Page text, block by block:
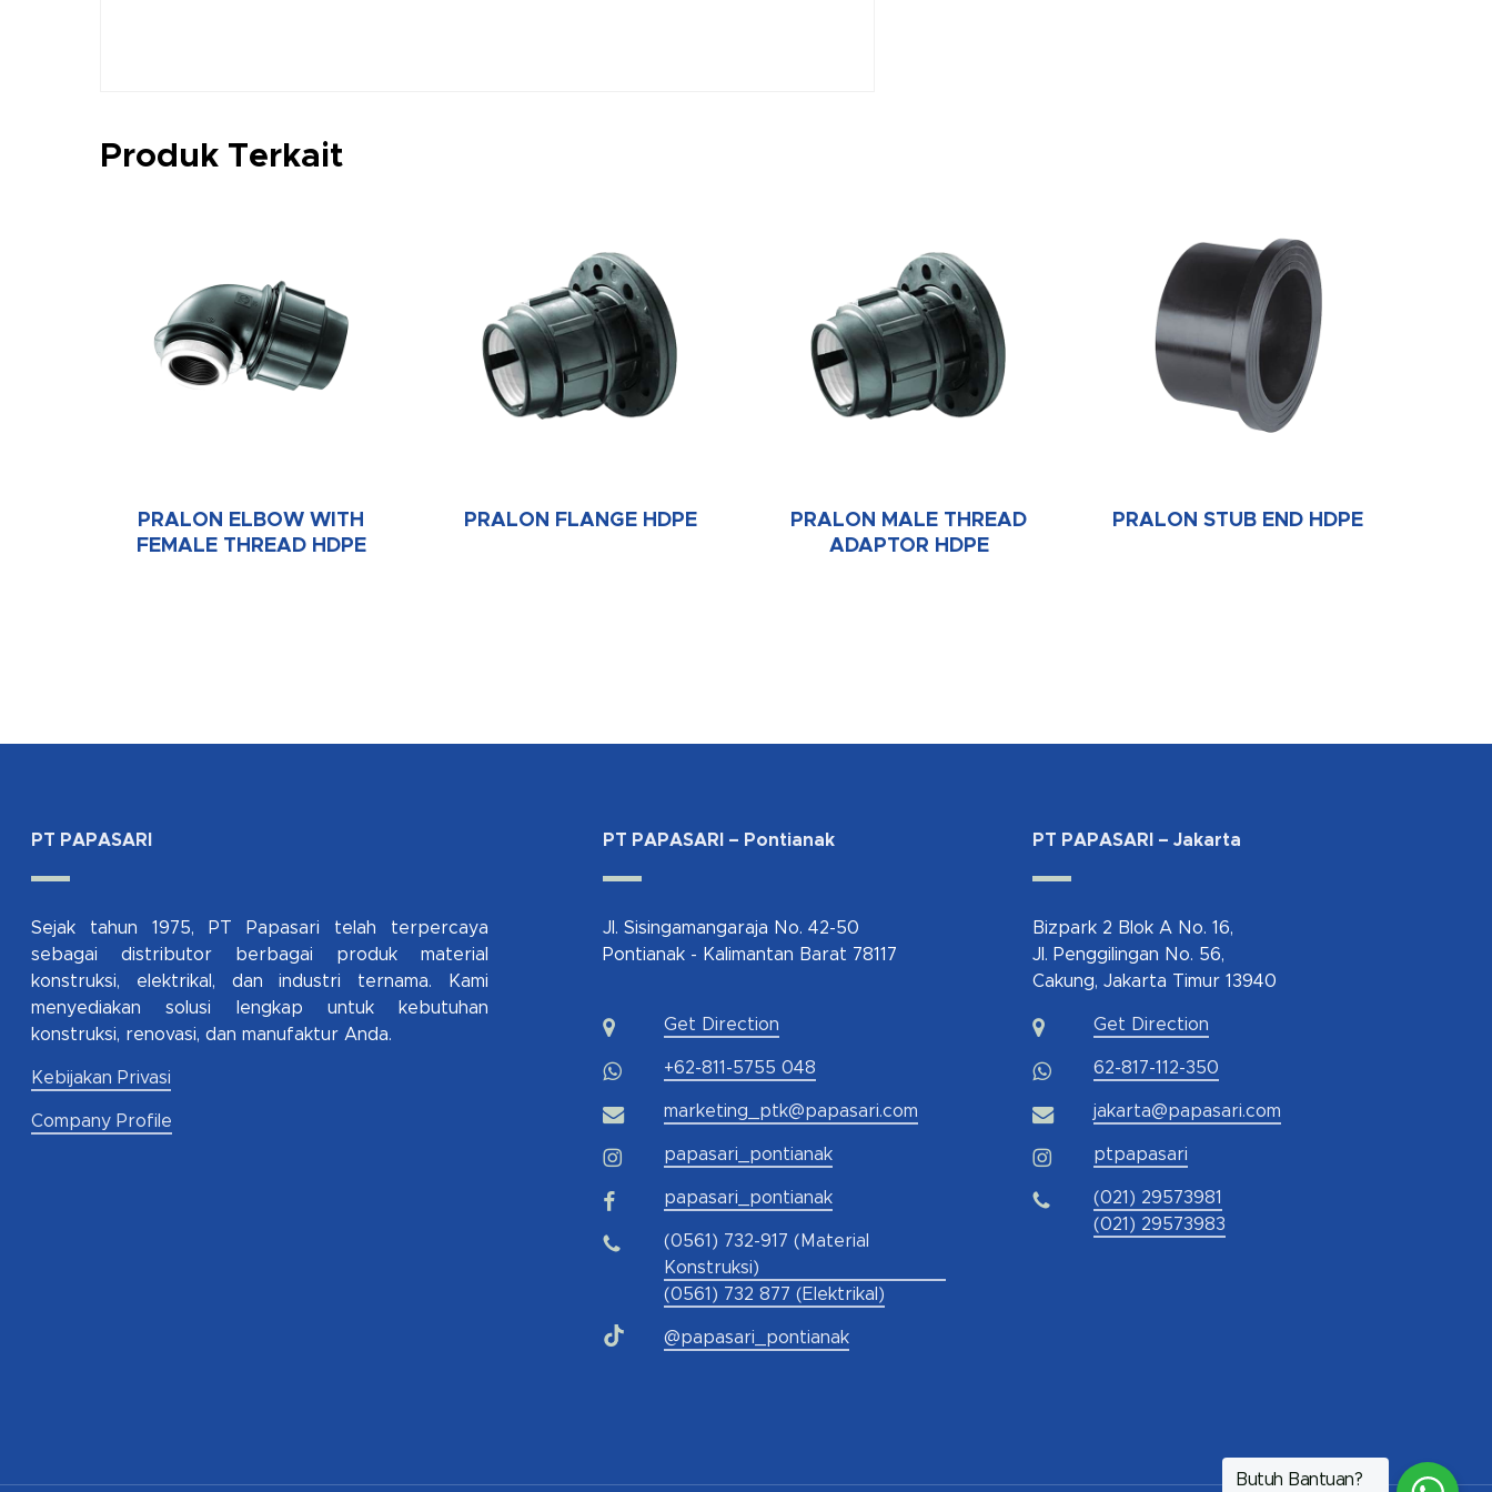
Produk Terkait
PRALON ELBOW WITH
FEMALE THREAD HDPE
PRALON FLANGE HDPE
PRALON MALE THREAD
ADAPTOR HDPE
PRALON STUB END HDPE
PT PAPASARI
Sejak tahun 1975, PT Papasari telah terpercaya
sebagai distributor berbagai produk material
konstruksi, elektrikal, dan industri ternama. Kami
menyediakan solusi lengkap untuk kebutuhan
konstruksi, renovasi, dan manufaktur Anda.
Kebijakan Privasi
Company Profile
PT PAPASARI – Pontianak
Jl. Sisingamangaraja No. 42-50
Pontianak - Kalimantan Barat 78117
Get Direction
+62-811-5755 048
marketing_ptk@papasari.com
papasari_pontianak
papasari_pontianak
(0561) 732-917 (Material
Konstruksi)
(0561) 732 877 (Elektrikal)
@papasari_pontianak
PT PAPASARI – Jakarta
Bizpark 2 Blok A No. 16,
Jl. Penggilingan No. 56,
Cakung, Jakarta Timur 13940
Get Direction
62-817-112-350
jakarta@papasari.com
ptpapasari
(021) 29573981
(021) 29573983
Butuh Bantuan?